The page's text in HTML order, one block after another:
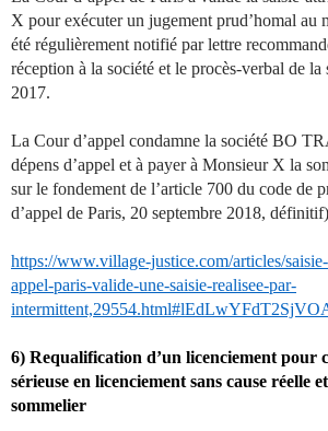
X pour exécuter un jugement prud’homal au
été régulièrement notifié par lettre
réception à la société et le procès-verbal de
2017.
La Cour d’appel condamne la société BO
dépens d’appel et à payer à Monsieur X la
sur le fondement de l’article 700 du code de
d’appel de Paris, 20 septembre 2018,
https://www.village-justice.com/articles/
appel-paris-valide-une-saisie-realisee-par-
6) Requalification d’un licenciement pour
sérieuse en licenciement sans cause réelle
sommelier